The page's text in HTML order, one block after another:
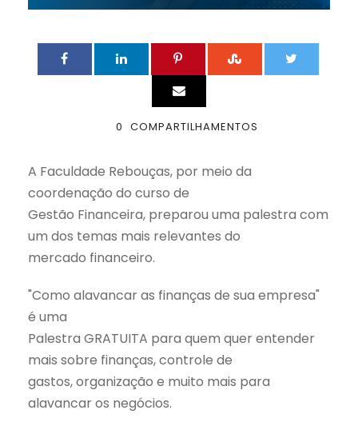
0 COMPARTILHAMENTOS
A Faculdade Rebouças, por meio da
coordenação do curso de
Gestão Financeira, preparou uma palestra com
um dos temas mais relevantes do
mercado financeiro.
"Como alavancar as finanças de sua empresa"
é uma
Palestra GRATUITA para quem quer entender
mais sobre finanças, controle de
gastos, organização e muito mais para
alavancar os negócios.